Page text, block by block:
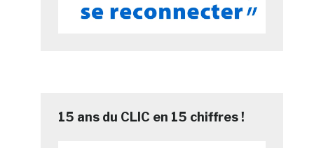
15 ans du CLIC en 15 chiffres !